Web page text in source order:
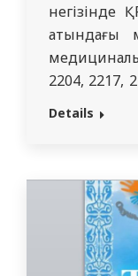
негізінде
атындағы
2204, 2217,
желтоқсан
Details